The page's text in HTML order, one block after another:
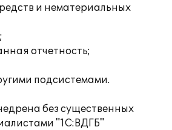
и нематериальных
отчетность;
подсистемами.
без существенных
"1С:ВДГБ"